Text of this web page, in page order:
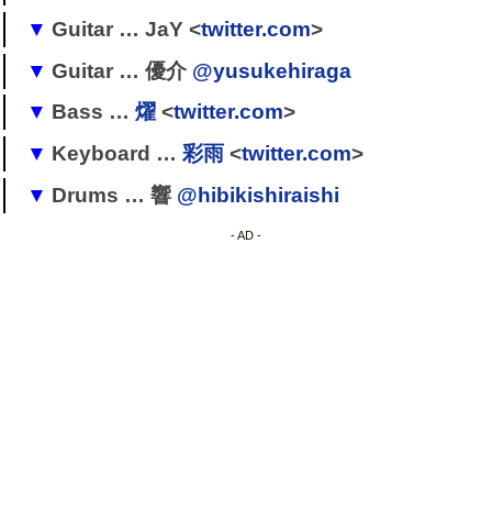
→ GRIDE
Jeniva
Guitar … JaY <twitter.com>
→LIGHT BRINGER!
→摩天楼オペラ(サポート)
→摩天楼オペラ ]
Guitar … 優介 @yusukehiraga
→摩天楼オペラ(サポート)
→摩天楼オペラ ]
Bass … 燿<twitter.com>
→ Endless Vanity(曜)
→ S.D.I(YO)
]
Keyboard … 彩雨<twitter.com>
→outburn!
Drums … 響 @hibikishiraishi
(サポート) [
- AD -